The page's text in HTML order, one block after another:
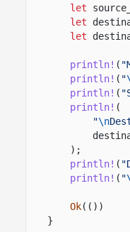
let
let
let
println! (
println! ( "
println! (
println! (
"\n
);
println! (
println! ( "
Ok(())
}